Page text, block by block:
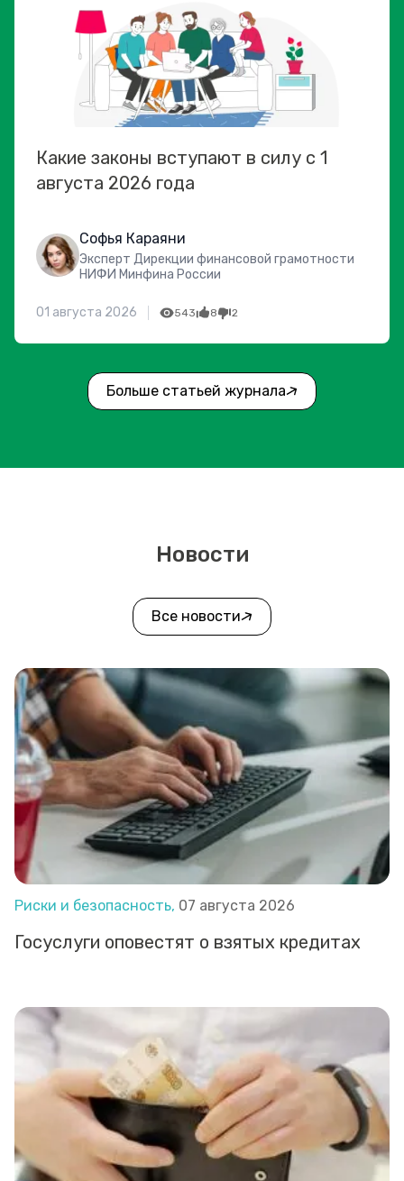
Какие законы вступают в силу с 1
августа 2026 года
Софья Караяни
Эксперт Дирекции финансовой грамотности
НИФИ Минфина России
01 августа 2026 543 8 2
Больше статьей журнала
Новости
Все новости
Риски и безопасность, 07 августа 2026
Госуслуги оповестят о взятых кредитах